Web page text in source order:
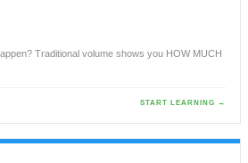
Traditional volume shows you HOW MUCH
START LEARNING →